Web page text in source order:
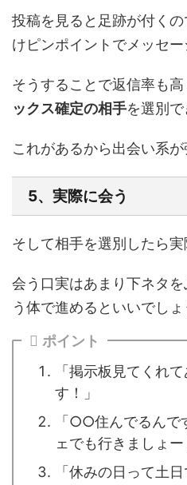
投稿を見ると足跡が付く
けピンポイントでメッセー
そうすることで返信率も高
ックス確定の相手を選別で
これがあるから出会い系が
5、実際に会う
そして相手を選別したら実
会う口実はあまり下ネタ
う体で進めるといいでしょ
ポイント
「掲示板見てくれ
す！」
「○○住んでるんで
ェでも行きましょー
「休みの日って土日